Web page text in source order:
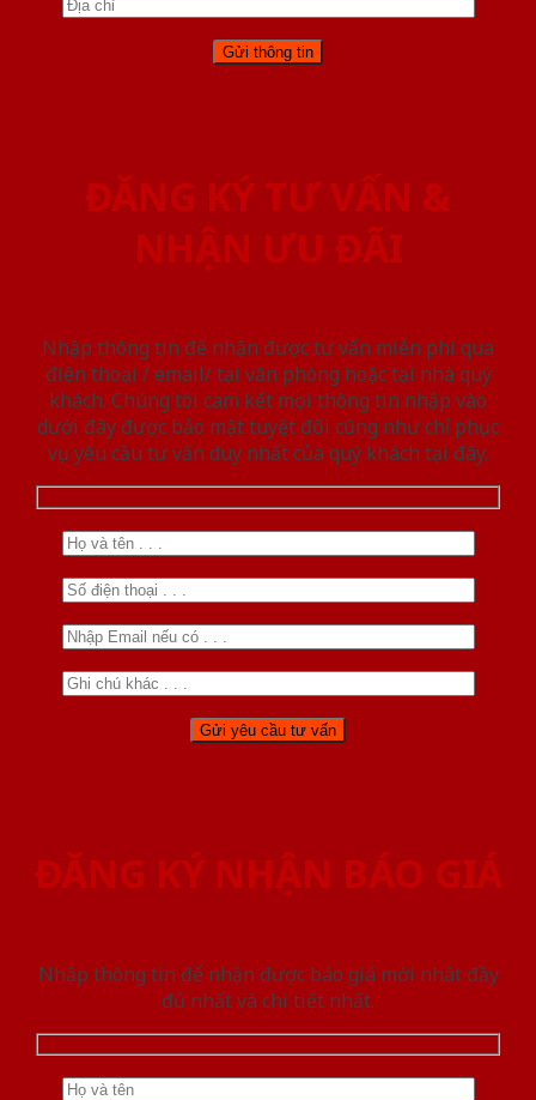
ĐĂNG KÝ TƯ VẤN &
NHẬN ƯU ĐÃI
Nhập thông tin để nhận được tư vấn miễn phí qua
điện thoại / email/ tại văn phòng hoặc tại nhà quý
khách. Chúng tôi cam kết mọi thông tin nhập vào
dưới đây được bảo mật tuyệt đối cũng như chỉ phục
vụ yêu cầu tư vấn duy nhất của quý khách tại đây.
ĐĂNG KÝ NHẬN BÁO GIÁ
Nhập thông tin để nhận được báo giá mới nhât đầy
đủ nhất và chi tiết nhất.